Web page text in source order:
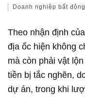
Doanh nghiệp bất
Theo nhận định
địa ốc hiện không
mà còn phải vật
tiền bị tắc nghẽn,
dự án, trong khi